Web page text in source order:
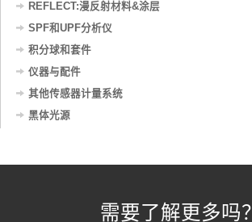
REFLECT:漫反射材料&涂层
SPF和UPF分析仪
积分球和套件
仪器与配件
其他传感器计量系统
黑体光源
需要了解更多吗？